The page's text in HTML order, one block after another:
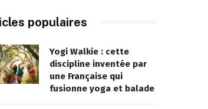
populaires
Yogi Walkie : cette
discipline inventée par
une Française qui
fusionne yoga et balade